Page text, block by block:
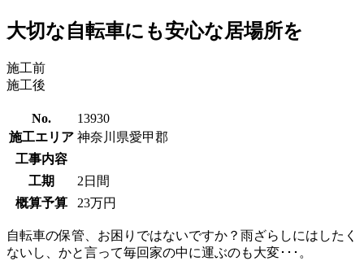
大切な自転車にも安心な居場所を
施工前
施工後
No.
13930
施工エリア 神奈川県愛甲郡
工事内容
工期
2日間
概算予算
23万円
自転車の保管、お困りではないですか？雨ざらしにはしたく
ないし、かと言って毎回家の中に運ぶのも大変･･･。